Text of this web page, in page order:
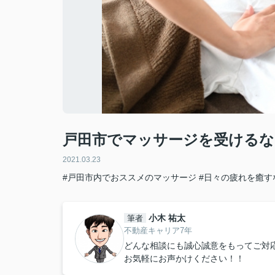
戸田市でマッサージを受ける
2021.03.23
#戸田市内でおススメのマッサージ #日々の疲れを癒す
筆者 小木 祐太
不動産キャリア7年
どんな相談にも誠心誠意をもってご対
お気軽にお声かけください！！